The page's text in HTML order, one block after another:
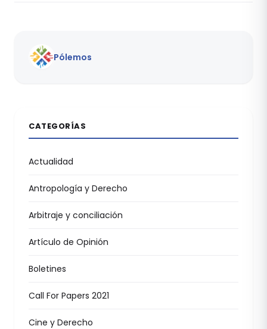
Pólemos
CATEGORÍAS
Actualidad
Antropología y Derecho
Arbitraje y conciliación
Artículo de Opinión
Boletines
Call For Papers 2021
Cine y Derecho